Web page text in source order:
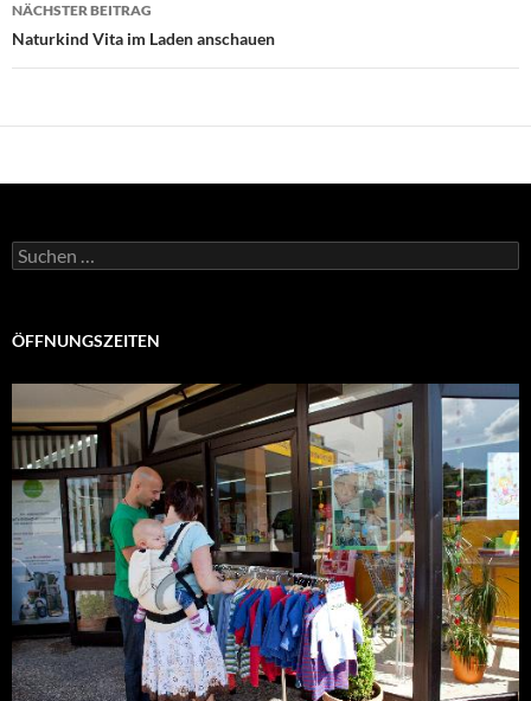
NÄCHSTER BEITRAG
Naturkind Vita im Laden anschauen
Suchen
nach:
ÖFFNUNGSZEITEN